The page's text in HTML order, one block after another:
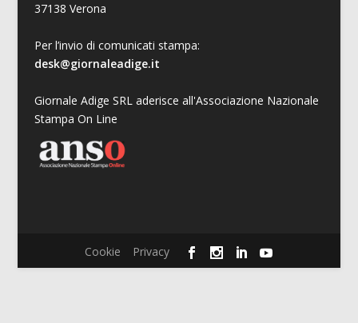
37138 Verona
Per l’invio di comunicati stampa:
desk@giornaleadige.it
Giornale Adige SRL aderisce all'Associazione Nazionale
Stampa On Line
Cookie Privacy